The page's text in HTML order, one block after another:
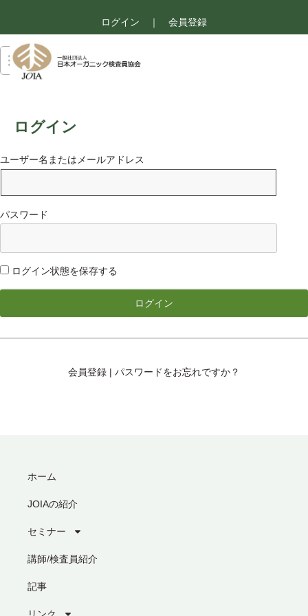
ログイン ｜ 会員登録
ログイン
ユーザー名またはメールアドレス
パスワード
ログイン状態を保存する
会員登録 | パスワードをお忘れですか？
ホーム
JOIAの紹介
セミナー
講師/検査員紹介
記事